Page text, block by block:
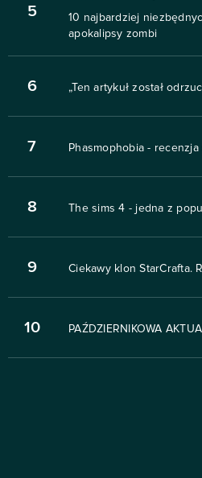
5
10 najbardziej
apokalipsy zombi
6 „Ten artykuł został
7 Phasmophobia -
8 The sims 4 - jedna z
9 Ciekawy klon StarCrafta.
10 PAŹDZIERNIKOWA